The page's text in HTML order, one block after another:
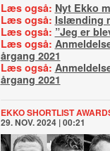
Læs også: Nyt Ekko
Læs også: Islænding
Læs også: ”Jeg er
Læs også:
årgang 2021
Læs også:
årgang 2021
EKKO SHORTLIST
29. NOV. 2024 | 00:21